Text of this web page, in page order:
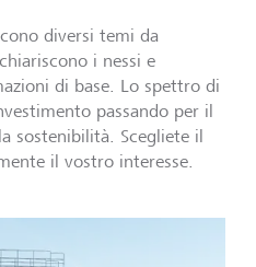
diversi temi da
i nessi e
di base. Lo spettro di
passando per il
sostenibilità. Scegliete il
il vostro interesse.